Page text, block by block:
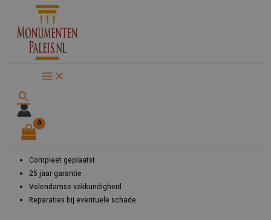
naar
Zoeken
Compleet geplaatst
25 jaar garantie
Volendamse vakkundigheid
Reparaties bij eventuele schade